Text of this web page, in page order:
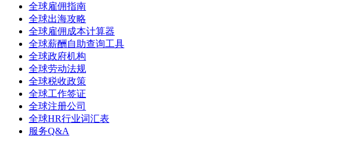
全球雇佣指南
全球出海攻略
全球雇佣成本计算器
全球薪酬自助查询工具
全球政府机构
全球劳动法规
全球税收政策
全球工作签证
全球注册公司
全球HR行业词汇表
服务Q&A